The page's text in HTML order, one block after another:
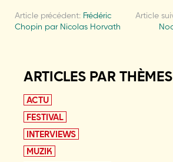
Article précédent: Frédéric
Chopin par Nicolas Horvath
Article
ARTICLES PAR THÈMES
ACTU
FESTIVAL
INTERVIEWS
MUZIK